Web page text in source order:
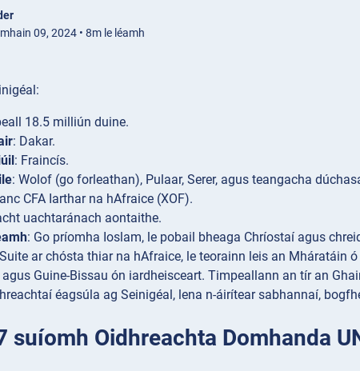
09, 2024 • 8m le léamh
18.5 milliún duine.
: Dakar.
: Fraincís.
: Wolof (go forleathan), Pulaar, Serer, agus teangacha
CFA Iarthar na hAfraice (XOF).
uachtaránach aontaithe.
: Go príomha Ioslam, le pobail bheaga Chríostaí agus
ar chósta thiar na hAfraice, le teorainn leis an Mháratáin
Guine-Bissau ón iardheisceart. Timpeallann an tír an
éagsúla ag Seinigéal, lena n-áirítear sabhannaí,
suíomh Oidhreachta Domhanda